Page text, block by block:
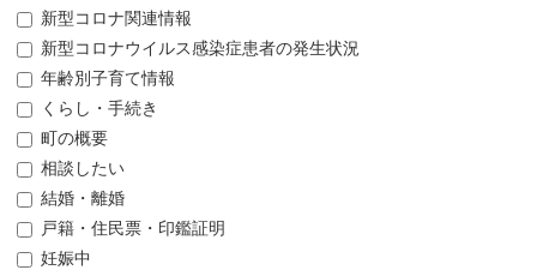
新型コロナ関連情報
新型コロナウイルス感染症患者の発生状況
年齢別子育て情報
くらし・手続き
町の概要
相談したい
結婚・離婚
戸籍・住民票・印鑑証明
妊娠中